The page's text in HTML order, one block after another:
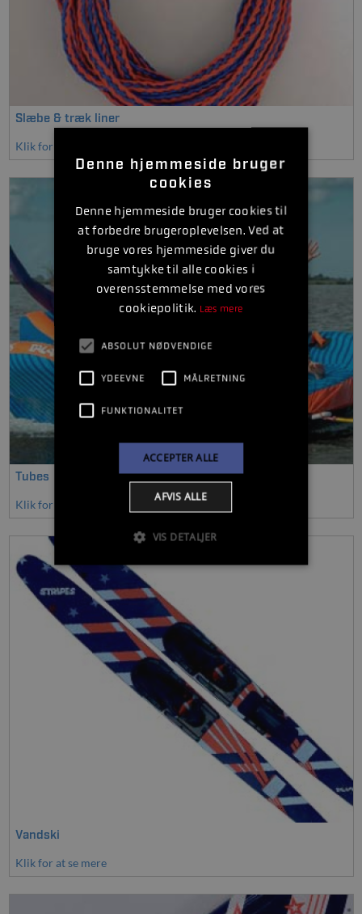
Slæbe & træk liner
Klik for at se mere
Tubes
Klik for at se mere
Vandski
Klik for at se mere
Denne hjemmeside bruger
cookies
Denne hjemmeside bruger cookies til
at forbedre brugeroplevelsen. Ved at
bruge vores hjemmeside giver du
samtykke til alle cookies i
overensstemmelse med vores
cookiepolitik. Læs mere
ABSOLUT NØDVENDIGE
YDEEVNE MÅLRETNING
FUNKTIONALITET
ACCEPTER ALLE
AFVIS ALLE
VIS DETALJER